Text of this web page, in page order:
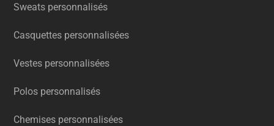
Sweats personnalisés
Casquettes personnalisées
Vestes personnalisées
Polos personnalisés
Chemises personnalisées